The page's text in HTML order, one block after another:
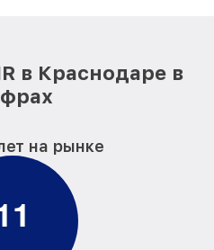
в Краснодаре в
на рынке
1